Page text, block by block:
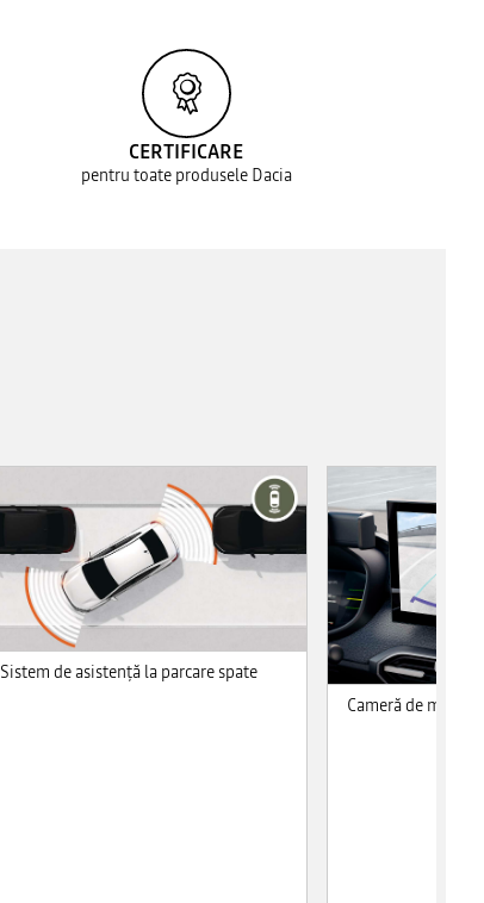
CERTIFICARE
pentru toate produsele Dacia
Sistem de asistenţă la parcare spate
Cameră de mers